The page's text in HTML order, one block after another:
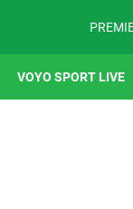
VOYO SPORT LIVE